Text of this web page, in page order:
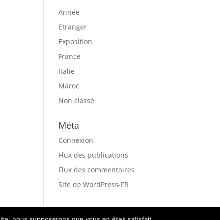
Année
Etranger
Exposition
France
Italie
Maroc
Non classé
Méta
Connexion
Flux des publications
Flux des commentaires
Site de WordPress-FR